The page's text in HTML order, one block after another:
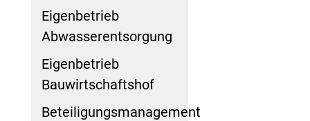
Eigenbetrieb
Abwasserentsorgung
Eigenbetrieb
Bauwirtschaftshof
Beteiligungsmanagement